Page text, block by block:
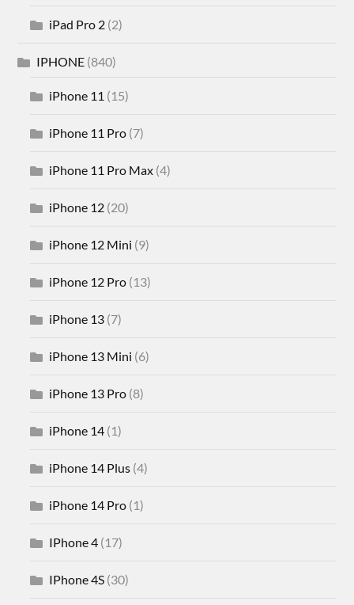
iPad Pro 2 (2)
IPHONE (840)
iPhone 11 (15)
iPhone 11 Pro (7)
iPhone 11 Pro Max (4)
iPhone 12 (20)
iPhone 12 Mini (9)
iPhone 12 Pro (13)
iPhone 13 (7)
iPhone 13 Mini (6)
iPhone 13 Pro (8)
iPhone 14 (1)
iPhone 14 Plus (4)
iPhone 14 Pro (1)
IPhone 4 (17)
IPhone 4S (30)